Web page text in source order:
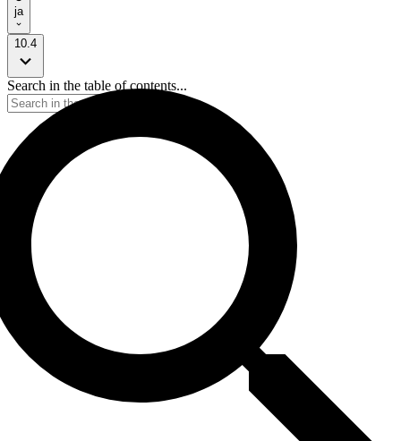
ja
10.4
Search in the table of contents...